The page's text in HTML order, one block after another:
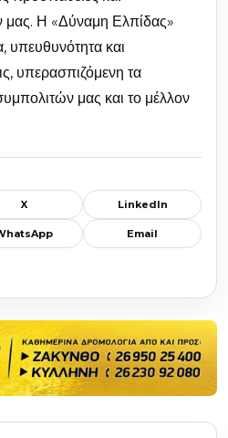
μας. Η «Δύναμη Ελπίδας»
υπευθυνότητα και
υπερασπιζόμενη τα
μας και το μέλλον
X LinkedIn
Email